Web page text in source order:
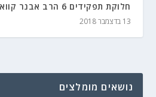
חלוקת תפקידים 6 הרב אבנר קוואס
13 בדצמבר 2018
נושאים מומלצים